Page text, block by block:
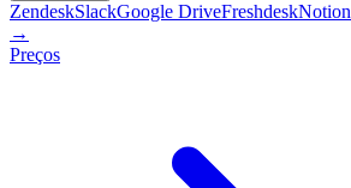
ZendeskSlackGoogle DriveFreshdeskNotion
→
Preços